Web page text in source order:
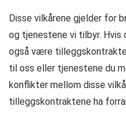
Disse vilkårene gjelder for
og tjenestene vi tilbyr. Hvis
også være
til oss eller tjenestene du
konflikter mellom disse
tilleggskontraktene ha